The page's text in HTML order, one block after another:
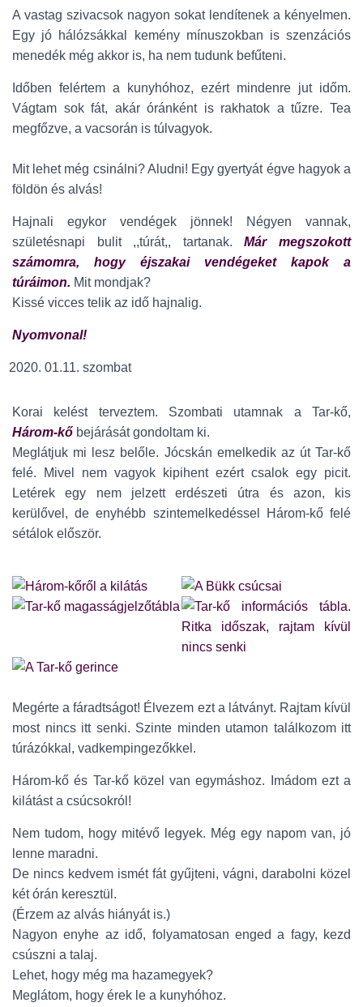
A vastag szivacsok nagyon sokat lendítenek a kényelmen.
Egy jó hálózsákkal kemény mínuszokban is szenzációs
menedék még akkor is, ha nem tudunk befűteni.
Időben felértem a kunyhóhoz, ezért mindenre jut időm.
Vágtam sok fát, akár óránként is rakhatok a tűzre. Tea
megfőzve, a vacsorán is túlvagyok.
Mit lehet még csinálni? Aludni! Egy gyertyát égve hagyok a
földön és alvás!
Hajnali egykor vendégek jönnek! Négyen vannak,
születésnapi bulit ,,túrát,, tartanak.Már megszokott
számomra, hogy éjszakai vendégeket kapok a
túráimon. Mit mondjak?
Kissé vicces telik az idő hajnalig.
Nyomvonal!
01.11. szombat
Korai kelést terveztem. Szombati utamnak a Tar-kő,
Három-kő bejárását gondoltam ki.
Meglátjuk mi lesz belőle. Jócskán emelkedik az út Tar-kő
felé. Mivel nem vagyok kipihent ezért csalok egy picit.
Letérek egy nem jelzett erdészeti útra és azon, kis
kerülővel, de enyhébb szintemelkedéssel Három-kő felé
sétálok először.
Megérte a fáradtságot! Élvezem ezt a látványt. Rajtam kívül
most nincs itt senki. Szinte minden utamon találkozom itt
túrázókkal, vadkempingezőkkel.
Három-kő és Tar-kő közel van egymáshoz. Imádom ezt a
kilátást a csúcsokról!
Nem tudom, hogy mitévő legyek. Még egy napom van, jó
lenne maradni.
De nincs kedvem ismét fát gyűjteni, vágni, darabolni közel
két órán keresztül.
(Érzem az alvás hiányát is.)
Nagyon enyhe az idő, folyamatosan enged a fagy, kezd
csúszni a talaj.
Lehet, hogy még ma hazamegyek?
Meglátom, hogy érek le a kunyhóhoz.